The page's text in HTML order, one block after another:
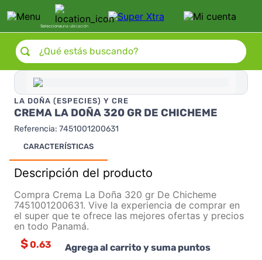
Seleccionauna ubicación
¿Qué estás buscando?
LA DOÑA (ESPECIES) Y CRE
CREMA LA DOÑA 320 GR DE CHICHEME
Referencia: 7451001200631
CARACTERÍSTICAS
Descripción del producto
Compra Crema La Doña 320 gr De Chicheme
7451001200631. Vive la experiencia de comprar en
el super que te ofrece las mejores ofertas y precios
en todo Panamá.
$0.63 Agrega al carrito y suma puntos